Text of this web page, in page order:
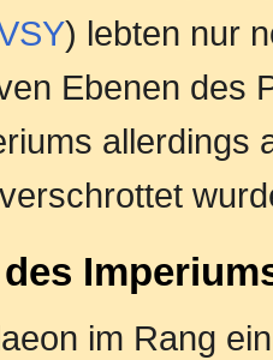
) lebten nur
Ebenen des
allerdings
im Rang